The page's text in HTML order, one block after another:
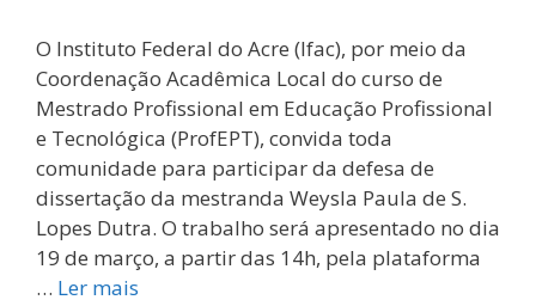
O Instituto Federal do Acre (Ifac), por meio da
Coordenação Acadêmica Local do curso de
Mestrado Profissional em Educação Profissional
e Tecnológica (ProfEPT), convida toda
comunidade para participar da defesa de
dissertação da mestranda Weysla Paula de S.
Lopes Dutra. O trabalho será apresentado no dia
19 de março, a partir das 14h, pela plataforma
… Ler mais